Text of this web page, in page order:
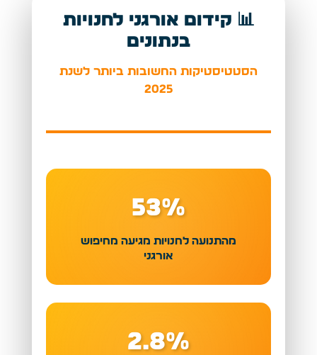
📊 קידום אורגני לחנויות
בנתונים
הסטטיסטיקות החשובות ביותר לשנת
2025
53%
מהתנועה לחנויות מגיעה מחיפוש
אורגני
2.8%